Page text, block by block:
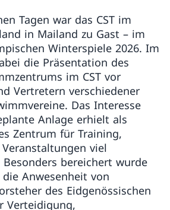
Tagen war das CST im
in Mailand zu Gast – im
Winterspiele 2026. Im
die Präsentation des
im CST vor
Vertretern verschiedener
Das Interesse
Anlage erhielt als
Zentrum für Training,
viel
bereichert wurde
Anwesenheit von
des Eidgenössischen
Verteidigung,